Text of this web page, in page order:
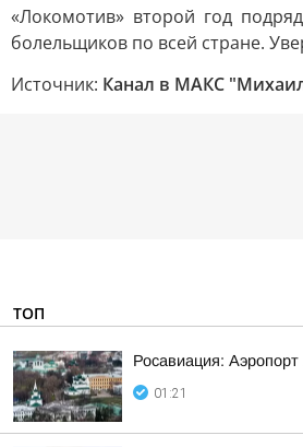
«Локомотив» второй год
болельщиков по всей стране.
Источник: Канал в МАКС
ТОП
Росавиация:
01:21